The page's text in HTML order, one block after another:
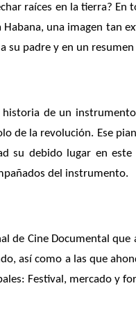
raíces en la tierra?
Habana, una imagen tan
su padre y en un
historia de un
de la revolución. Ese
su debido lugar en
del instrumento.
de Cine Documental
así como a las que
Festival, mercado y